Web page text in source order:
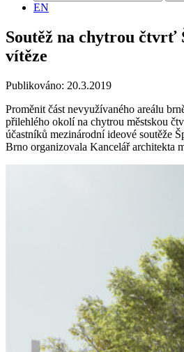
EN
Soutěž na chytrou čtvrť
vítěze
Publikováno: 20.3.2019
Proměnit část nevyužívaného areálu
přilehlého okolí na chytrou městskou
účastníků mezinárodní ideové soutěže
Brno organizovala Kancelář architekta